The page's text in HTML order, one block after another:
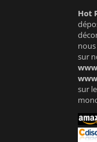
Hot
sur
sur